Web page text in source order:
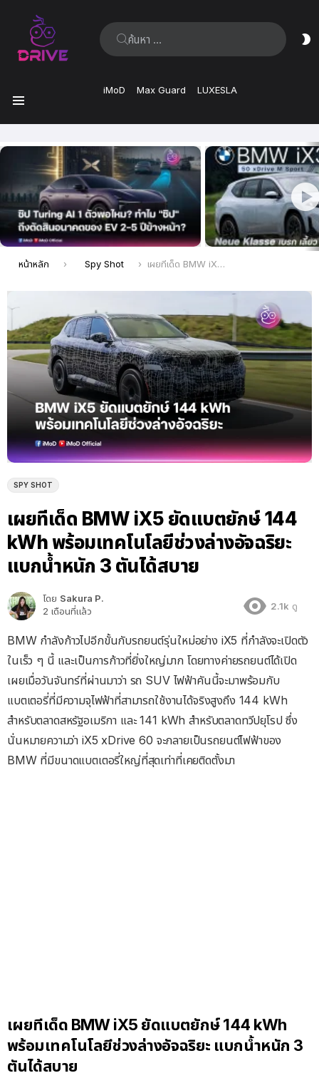
ค้นหา:
iMoD Max Guard LUXESLA
ล่าสุด
คุณอยู่ที่นี่:
หน้าหลัก Spy Shot เผยทีเด็ด BMW iX5 ยัดแบตยักษ์ 144 kWh พร้อมเทคโนโลยีช่วงล่างอัจฉริยะ แบกน้ำหนัก 3 ตันได้สบาย
SPY SHOT
เผยทีเด็ด BMW iX5 ยัดแบตยักษ์ 144
kWh พร้อมเทคโนโลยีช่วงล่างอัจฉริยะ
แบกน้ำหนัก 3 ตันได้สบาย
โดย Sakura P.
2 เดือนที่แล้ว
2.1k ดู
BMW กำลังก้าวไปอีกขั้นกับรถยนต์รุ่นใหม่อย่าง iX5 ที่กำลังจะเปิดตัว
ในเร็ว ๆ นี้ และเป็นการก้าวที่ยิ่งใหญ่มาก โดยทางค่ายรถยนต์ได้เปิด
เผยเมื่อวันจันทร์ที่ผ่านมาว่า รถ SUV ไฟฟ้าคันนี้จะมาพร้อมกับ
แบตเตอรี่ที่มีความจุไฟฟ้าที่สามารถใช้งานได้จริงสูงถึง 144 kWh
สำหรับตลาดสหรัฐอเมริกา และ 141 kWh สำหรับตลาดทวีปยุโรป ซึ่ง
นั่นหมายความว่า iX5 xDrive 60 จะกลายเป็นรถยนต์ไฟฟ้าของ
BMW ที่มีขนาดแบตเตอรี่ใหญ่ที่สุดเท่าที่เคยติดตั้งมา
เผยทีเด็ด BMW iX5 ยัดแบตยักษ์ 144 kWh
พร้อมเทคโนโลยีช่วงล่างอัจฉริยะ แบกน้ำหนัก 3
ตันได้สบาย